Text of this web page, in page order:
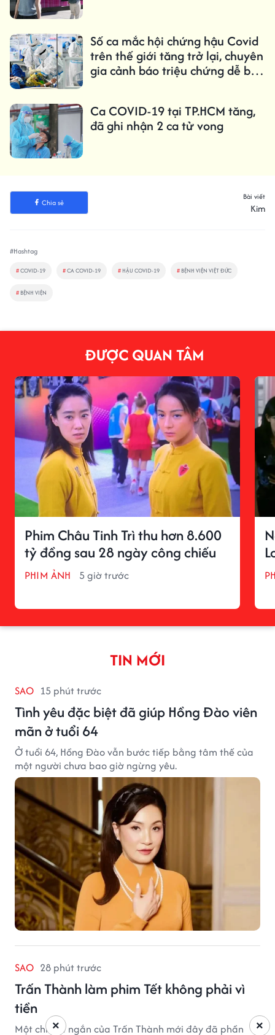
Số ca mắc hội chứng hậu Covid
trên thế giới tăng trở lại, chuyên
gia cảnh báo triệu chứng dễ bị
Ca COVID-19 tại TP.HCM tăng,
đã ghi nhận 2 ca tử vong
Chia sẻ
Bài viết
Kim
#Hashtag
#COVID-19 #CA COVID-19 # HẬU COVID-19 # BỆNH VIỆN VIỆT ĐỨC
# BỆNH VIỆN
ĐƯỢC QUAN TÂM
Phim Châu Tinh Trì thu hơn 8.600
tỷ đồng sau 28 ngày công chiếu
PHIM ẢNH 5 giờ trước
TIN MỚI
SAO 15 phút trước
Tình yêu đặc biệt đã giúp Hồng Đào viên
mãn ở tuổi 64
Ở tuổi 64, Hồng Đào vẫn bước tiếp bằng tâm thế của
một người chưa bao giờ ngừng yêu.
SAO 28 phút trước
Trấn Thành làm phim Tết không phải vì
tiền
Một chia sẻ ngắn của Trấn Thành mới đây đã phần ×
×